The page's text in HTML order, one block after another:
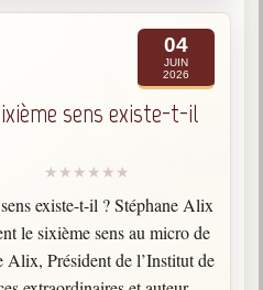
04
JUIN
2026
sens existe-t-il
existe-t-il ? Stéphane Alix
le sixième sens au micro de
Alix, Président de l’Institut de